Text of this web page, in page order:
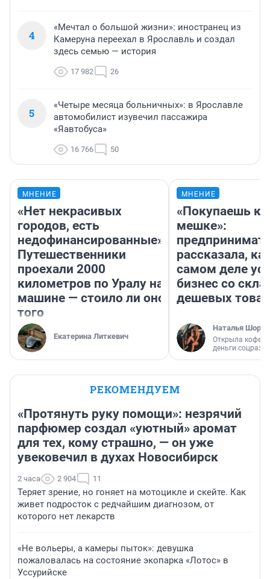
4
«Мечтал о большой жизни»: иностранец из
Камеруна переехал в Ярославль и создал
здесь семью — история
17 982 26
5
«Четыре месяца больничных»: в Ярославле
автомобилист изувечил пассажира
«Яавтобуса»
16 766 50
МНЕНИЕ
«Нет некрасивых
городов, есть
недофинансированные».
Путешественники
проехали 2000
километров по Уралу на
машине — стоило ли оно
того
Екатерина Литкевич
МНЕНИЕ
«Покупаешь
мешке»:
рассказала,
самом деле
бизнес со
дешевых
Наталья
Открыла
деньги
РЕКОМЕНДУЕМ
«Протянуть руку помощи»: незрячий
парфюмер создал «уютный» аромат
для тех, кому страшно, — он уже
увековечил в духах Новосибирск
2 часа 2 904 11
Теряет зрение, но гоняет на мотоцикле и скейте. Как
живет подросток с редчайшим диагнозом, от
которого нет лекарств
«Не вольеры, а камеры пыток»: девушка
пожаловалась на состояние экопарка «Лотос» в
Уссурийске